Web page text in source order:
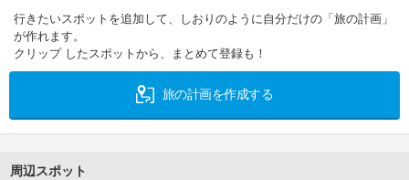
行きたいスポットを追加して、しおりのように自分だけの「旅の計画」
が作れます。
クリップ したスポットから、まとめて登録も！
旅の計画を作成する
周辺スポット